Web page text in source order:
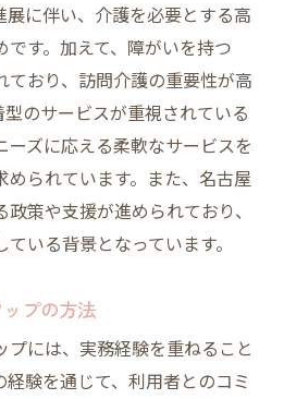
展に伴い、介護を必要とする高
す。加えて、障がいを持つ
おり、訪問介護の重要性が高
のサービスが重視されている
ズに応える柔軟なサービスを
られています。また、名古屋
策や支援が進められており、
いる背景となっています。
プの方法
には、実務経験を重ねること
験を通じて、利用者とのコミ